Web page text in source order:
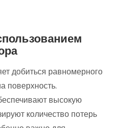
добиться равномерного
поверхность.
высокую
количество потерь